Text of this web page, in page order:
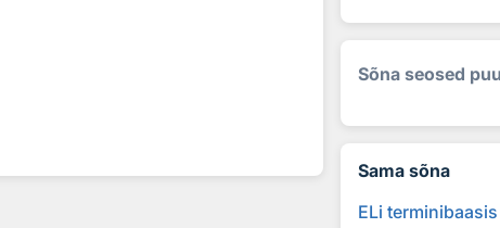
Sõna seosed
Sama sõna
ELi terminibaasis